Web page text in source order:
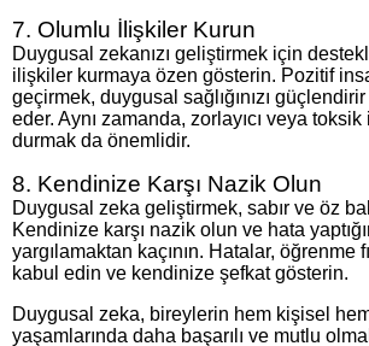
7. Olumlu İlişkiler Kurun
Duygusal zekanızı geliştirmek için
ilişkiler kurmaya özen gösterin. Pozitif
geçirmek, duygusal sağlığınızı
eder. Aynı zamanda, zorlayıcı veya
durmak da önemlidir.
8. Kendinize Karşı Nazik Olun
Duygusal zeka geliştirmek, sabır ve öz
Kendinize karşı nazik olun ve hata
yargılamaktan kaçının. Hatalar, öğrenme
kabul edin ve kendinize şefkat gösterin.
Duygusal zeka, bireylerin hem kişisel
yaşamlarında daha başarılı ve mutlu